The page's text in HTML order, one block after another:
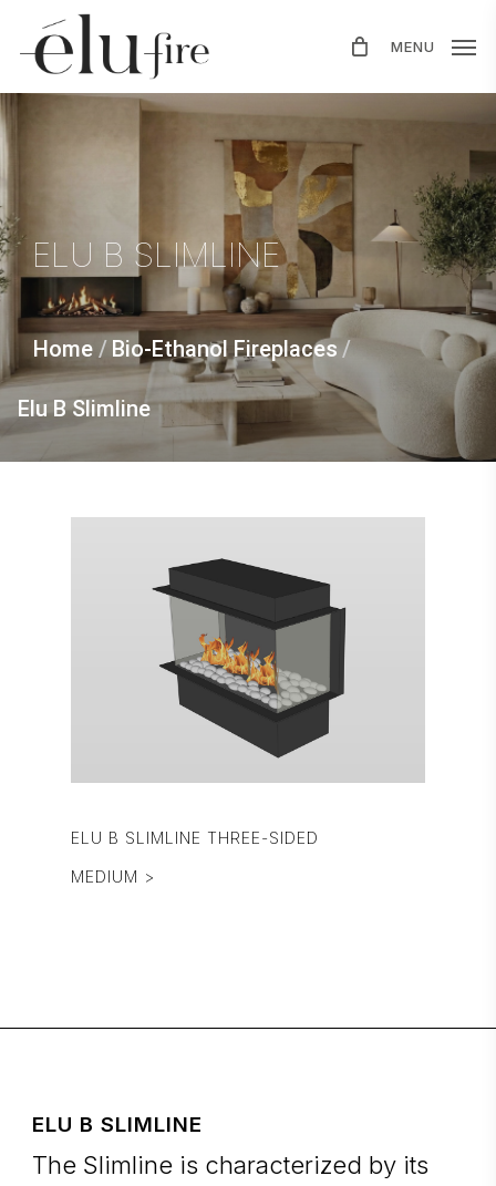
main
content
MENU
ELU B SLIMLINE
Home / Bio-Ethanol Fireplaces /
Elu B Slimline
ELU B SLIMLINE THREE-SIDED
MEDIUM >
ELU B SLIMLINE
The Slimline is characterized by its